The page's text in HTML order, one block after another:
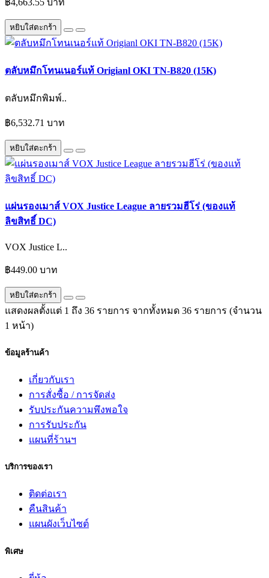
หยิบใส่ตะกร้า
ตลับหมึกโทนเนอร์แท้ Origianl OKI TN-B820 (15K)
ตลับหมึกพิมพ์..
฿6,532.71 บาท
หยิบใส่ตะกร้า
แผ่นรองเมาส์ VOX Justice League ลายรวมฮีโร่ (ของแท้
ลิขสิทธิ์ DC)
VOX Justice L..
฿449.00 บาท
หยิบใส่ตะกร้า
แสดงผลตั้งแต่ 1 ถึง 36 รายการ จากทั้งหมด 36 รายการ (จำนวน
1 หน้า)
ข้อมูลร้านค้า
เกี่ยวกับเรา
การสั่งซื้อ / การจัดส่ง
รับประกันความพึงพอใจ
การรับประกัน
แผนที่ร้านฯ
บริการของเรา
ติดต่อเรา
คืนสินค้า
แผนผังเว็บไซต์
พิเศษ